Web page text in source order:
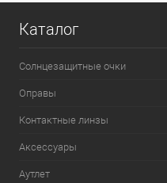
Каталог
Солнцезащитные очки
Оправы
Контактные линзы
Аксессуары
Аутлет